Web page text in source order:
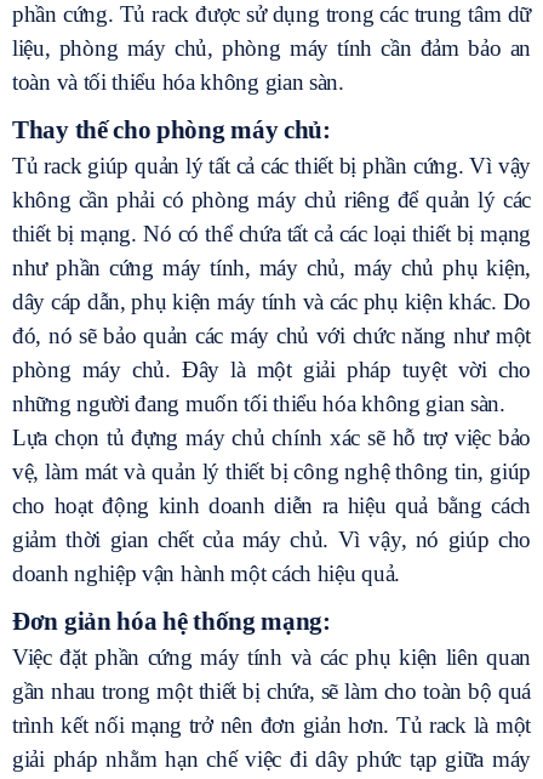
phần cứng. Tủ rack được sử dụng trong các trung tâm dữ
liệu, phòng máy chủ, phòng máy tính cần đảm bảo an
toàn và tối thiểu hóa không gian sàn.
Thay thế cho phòng máy chủ:
Tủ rack giúp quản lý tất cả các thiết bị phần cứng. Vì vậy
không cần phải có phòng máy chủ riêng để quản lý các
thiết bị mạng. Nó có thể chứa tất cả các loại thiết bị mạng
như phần cứng máy tính, máy chủ, máy chủ phụ kiện,
dây cáp dẫn, phụ kiện máy tính và các phụ kiện khác. Do
đó, nó sẽ bảo quản các máy chủ với chức năng như một
phòng máy chủ. Đây là một giải pháp tuyệt vời cho
những người đang muốn tối thiểu hóa không gian sàn.
Lựa chọn tủ đựng máy chủ chính xác sẽ hỗ trợ việc bảo
vệ, làm mát và quản lý thiết bị công nghệ thông tin, giúp
cho hoạt động kinh doanh diễn ra hiệu quả bằng cách
giảm thời gian chết của máy chủ. Vì vậy, nó giúp cho
doanh nghiệp vận hành một cách hiệu quả.
Đơn giản hóa hệ thống mạng:
Việc đặt phần cứng máy tính và các phụ kiện liên quan
gần nhau trong một thiết bị chứa, sẽ làm cho toàn bộ quá
trình kết nối mạng trở nên đơn giản hơn. Tủ rack là một
giải pháp nhằm hạn chế việc đi dây phức tạp giữa máy